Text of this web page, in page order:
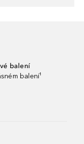
balení
balení¹